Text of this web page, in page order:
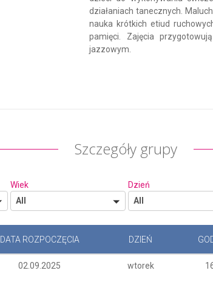
działaniach tanecznych.
nauka krótkich etiud
pamięci. Zajęcia
jazzowym.
Szczegóły grupy
Wiek
All
Dzień
All
DATA ROZPOCZĘCIA DZIEŃ
02.09.2025 wtorek